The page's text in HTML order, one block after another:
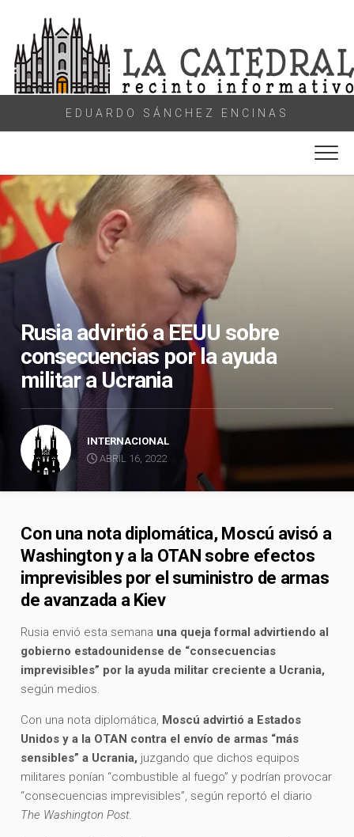
content
EDUARDO SÁNCHEZ ENCINAS
Rusia advirtió a EEUU sobre
consecuencias por la ayuda
militar a Ucrania
INTERNACIONAL
ABRIL 16, 2022
Con una nota diplomática, Moscú avisó a
Washington y a la OTAN sobre efectos
imprevisibles por el suministro de armas
de avanzada a Kiev
Rusia envió esta semana una queja formal advirtiendo al
gobierno estadounidense de “consecuencias
imprevisibles” por la ayuda militar creciente a Ucrania,
según medios.
Con una nota diplomática, Moscú advirtió a Estados
Unidos y a la OTAN contra el envío de armas “más
sensibles” a Ucrania, juzgando que dichos equipos
militares ponían “combustible al fuego” y podrían provocar
“consecuencias imprevisibles”, según reportó el diario
The Washington Post.